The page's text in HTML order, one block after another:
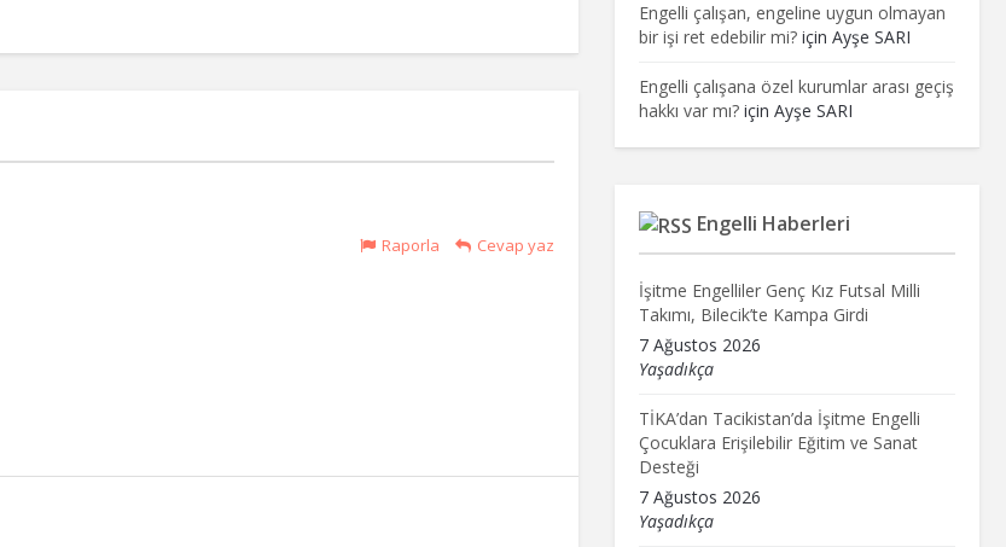
Raporla Cevap yaz
Engelli çalışan, engeline uygun olmayan
bir işi ret edebilir mi?için Ayşe SARI
Engelli çalışana özel kurumlar arası geçiş
hakkı var mı?için Ayşe SARI
Engelli Haberleri
İşitme Engelliler Genç Kız Futsal Milli
Takımı, Bilecik’te Kampa Girdi
7 Ağustos 2026
Yaşadıkça
TİKA’dan Tacikistan’da İşitme Engelli
Çocuklara Erişilebilir Eğitim ve Sanat
Desteği
7 Ağustos 2026
Yaşadıkça